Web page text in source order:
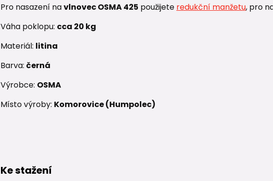
Pro nasazení navlnovec OSMA 425 použijete redukční manžetu, pro
Váha poklopu: cca 20 kg
Materiál: litina
Barva: černá
Výrobce: OSMA
Místo výroby: Komorovice (Humpolec)
Ke stažení